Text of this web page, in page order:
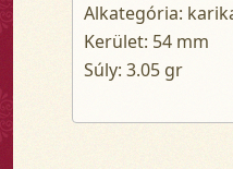
Alkategória:
Kerület: 54 mm
Súly: 3.05 gr